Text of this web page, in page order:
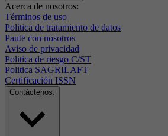
Acerca de nosotros:
Términos de uso
Politica de tratamiento de datos
Paute con nosotros
Aviso de privacidad
Politica de riesgo C/ST
Politica SAGRILAFT
Certificación ISSN
Contáctenos: